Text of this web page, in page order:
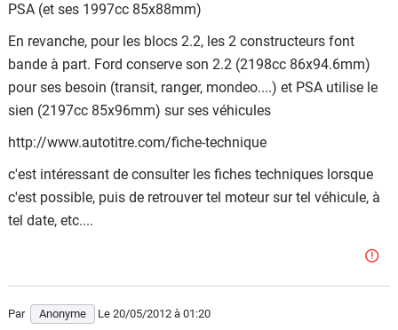
PSA (et ses 1997cc 85x88mm)
En revanche, pour les blocs 2.2, les 2 constructeurs font
bande à part. Ford conserve son 2.2 (2198cc 86x94.6mm)
pour ses besoin (transit, ranger, mondeo....) et PSA utilise le
sien (2197cc 85x96mm) sur ses véhicules
http://www.autotitre.com/fiche-technique
c'est intéressant de consulter les fiches techniques lorsque
c'est possible, puis de retrouver tel moteur sur tel véhicule, à
tel date, etc....
Par Anonyme Le 20/05/2012 à 01:20